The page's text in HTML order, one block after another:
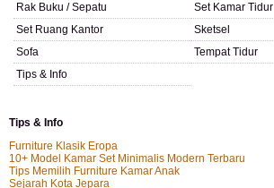
Rak Buku / Sepatu
Set Kamar Tidur
Set Ruang Kantor
Sketsel
Sofa
Tempat Tidur
Tips & Info
Tips & Info
Furniture Klasik Eropa
10+ Model Kamar Set Minimalis Modern Terbaru
Tips Memilih Furniture Kamar Anak
Sejarah Kota Jepara